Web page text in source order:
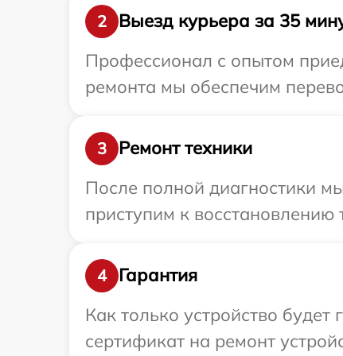
2
Выезд курьера за 35
Профессионал с опытом
ремонта мы обеспечим
3
Ремонт техники
После полной диагностики
приступим к восстановлению
4
Гарантия
Как только устройство
сертификат на ремонт